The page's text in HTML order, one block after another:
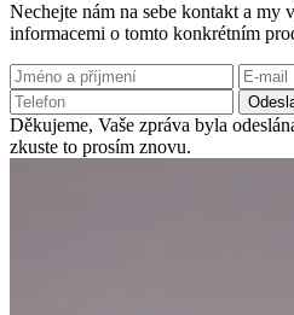
Nechejte nám na sebe kontakt a my
informacemi o tomto konkrétním
Děkujeme, Vaše zpráva byla
zkuste to prosím znovu.